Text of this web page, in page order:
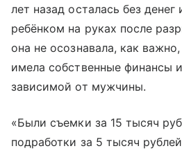
лет назад осталась без
ребёнком на руках после
она не осознавала, как
имела собственные финансы
зависимой от мужчины.
«Были съемки за 15 тысяч
подработки за 5 тысяч